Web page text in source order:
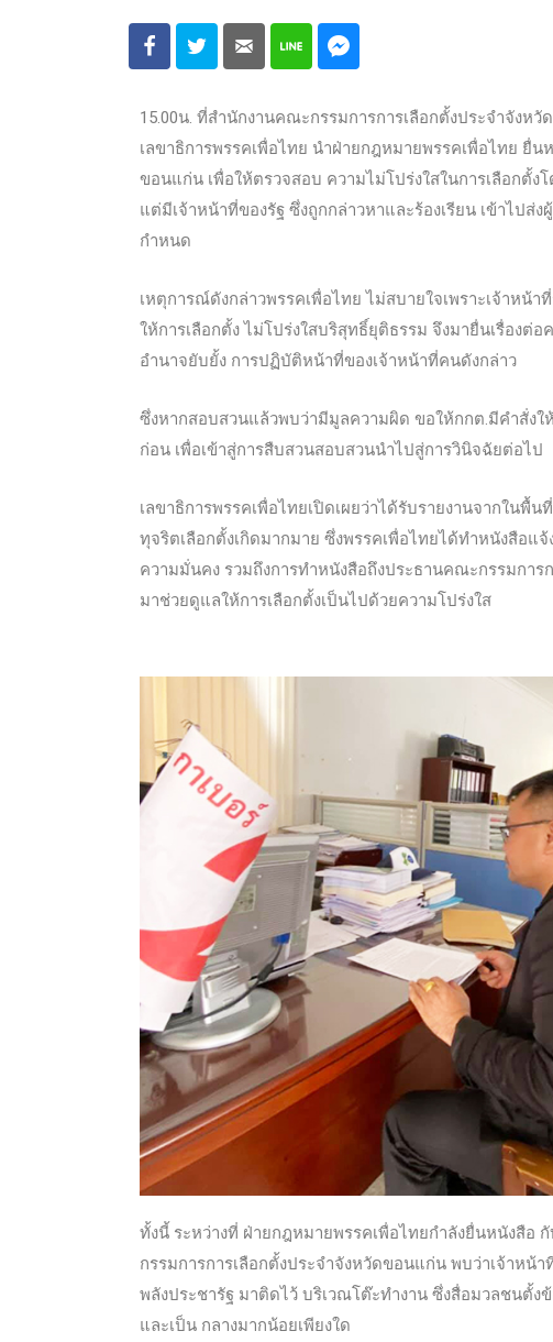
15.00น. ที่สำนักงานคณะกรรมการการเลือกตั้งประจำจังห
เลขาธิการพรรคเพื่อไทย นำฝ่ายกฎหมายพรรคเพื่อไทย ยื่
ขอนแก่น เพื่อให้ตรวจสอบ ความไม่โปร่งใสในการเลือกตั้
แต่มีเจ้าหน้าที่ของรัฐ ซึ่งถูกกล่าวหาและร้องเรียน เข้าไป
กำหนด
เหตุการณ์ดังกล่าวพรรคเพื่อไทย ไม่สบายใจเพราะเจ้าหน้
ให้การเลือกตั้ง ไม่โปร่งใสบริสุทธิ์ยุติธรรม จึงมายื่นเรื่องต่
อำนาจยับยั้ง การปฏิบัติหน้าที่ของเจ้าหน้าที่คนดังกล่าว
ซึ่งหากสอบสวนแล้วพบว่ามีมูลความผิด ขอให้กกต.มีคำสั่งใ
ก่อน เพื่อเข้าสู่การสืบสวนสอบสวนนำไปสู่การวินิจฉัยต่อไป
เลขาธิการพรรคเพื่อไทยเปิดเผยว่าได้รับรายงานจากในพื้
ทุจริตเลือกตั้งเกิดมากมาย ซึ่งพรรคเพื่อไทยได้ทำหนังสือแ
ความมั่นคง รวมถึงการทำหนังสือถึงประธานคณะกรรมการ
มาช่วยดูแลให้การเลือกตั้งเป็นไปด้วยความโปร่งใส
ทั้งนี้ ระหว่างที่ ฝ่ายกฎหมายพรรคเพื่อไทยกำลังยื่นหนังสื
กรรมการการเลือกตั้งประจำจังหวัดขอนแก่น พบว่าเจ้าห
พลังประชารัฐ มาติดไว้ บริเวณโต๊ะทำงาน ซึ่งสื่อมวลชนตั้ง
และเป็น กลางมากน้อยเพียงใด